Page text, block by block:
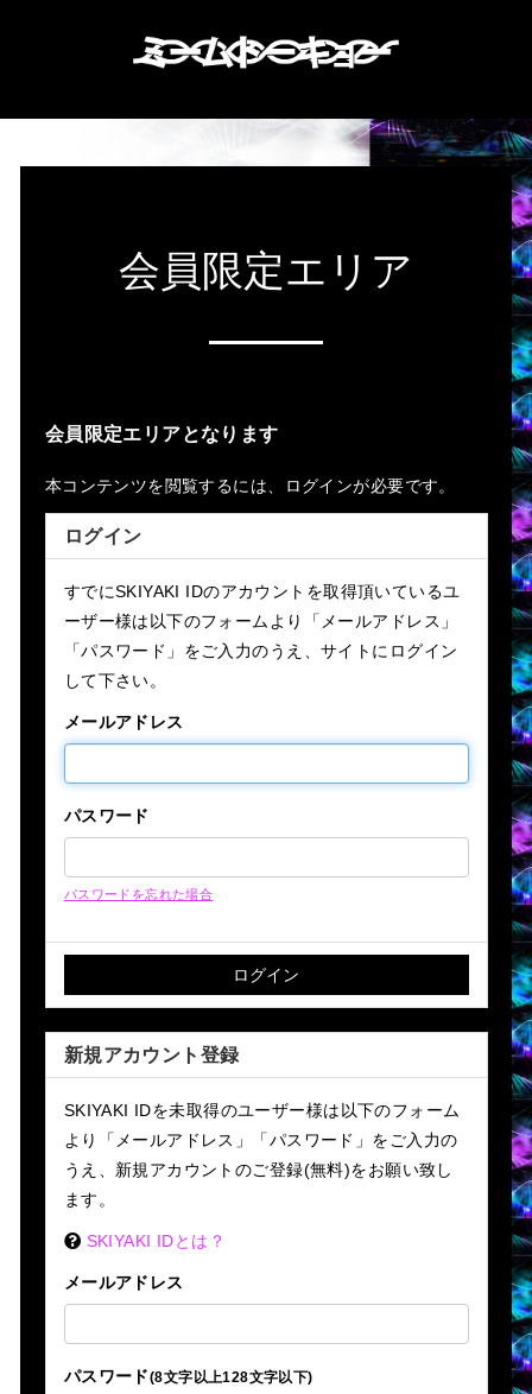
会員限定エリア
会員限定エリアとなります
本コンテンツを閲覧するには、ログインが必要です。
ログイン
すでにSKIYAKI IDのアカウントを取得頂いているユ
ーザー様は以下のフォームより「メールアドレス」
「パスワード」をご入力のうえ、サイトにログイン
して下さい。
メールアドレス
パスワード
パスワードを忘れた場合
新規アカウント登録
SKIYAKI IDを未取得のユーザー様は以下のフォーム
より「メールアドレス」「パスワード」をご入力の
うえ、新規アカウントのご登録(無料)をお願い致し
ます。
SKIYAKI IDとは？
メールアドレス
パスワード(8文字以上128文字以下)